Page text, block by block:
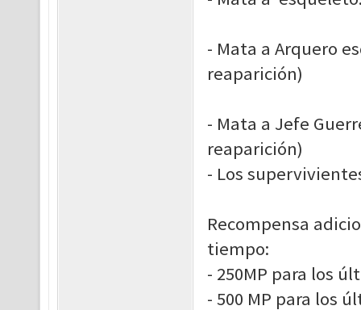
- Mata a Arquero
reaparición)
- Mata a Jefe
reaparición)
- Los
Recompensa
tiempo:
- 250MP para los
- 500 MP para los